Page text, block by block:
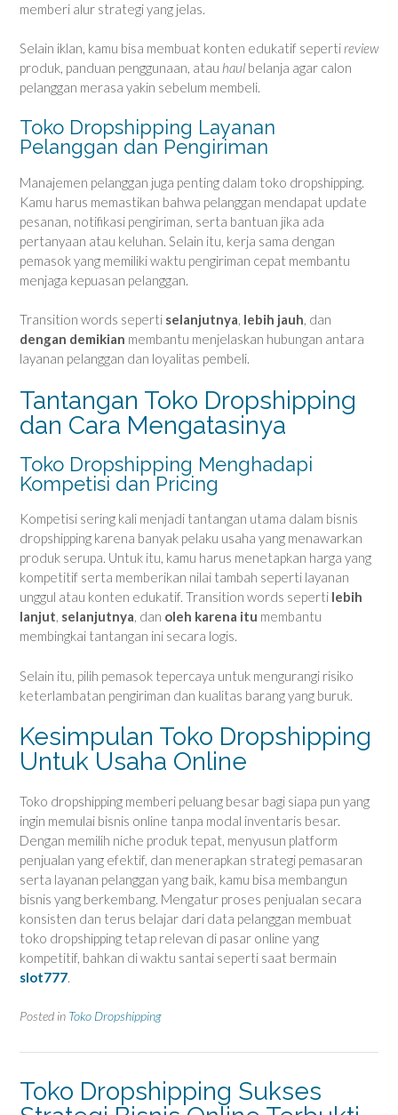
memberi alur strategi yang jelas.
Selain iklan, kamu bisa membuat konten edukatif seperti review
produk, panduan penggunaan, atau haul belanja agar calon
pelanggan merasa yakin sebelum membeli.
Toko Dropshipping Layanan
Pelanggan dan Pengiriman
Manajemen pelanggan juga penting dalam toko dropshipping.
Kamu harus memastikan bahwa pelanggan mendapat update
pesanan, notifikasi pengiriman, serta bantuan jika ada
pertanyaan atau keluhan. Selain itu, kerja sama dengan
pemasok yang memiliki waktu pengiriman cepat membantu
menjaga kepuasan pelanggan.
Transition words seperti selanjutnya, lebih jauh, dan
dengan demikian membantu menjelaskan hubungan antara
layanan pelanggan dan loyalitas pembeli.
Tantangan Toko Dropshipping
dan Cara Mengatasinya
Toko Dropshipping Menghadapi
Kompetisi dan Pricing
Kompetisi sering kali menjadi tantangan utama dalam bisnis
dropshipping karena banyak pelaku usaha yang menawarkan
produk serupa. Untuk itu, kamu harus menetapkan harga yang
kompetitif serta memberikan nilai tambah seperti layanan
unggul atau konten edukatif. Transition words seperti lebih
lanjut, selanjutnya, dan oleh karena itu membantu
membingkai tantangan ini secara logis.
Selain itu, pilih pemasok tepercaya untuk mengurangi risiko
keterlambatan pengiriman dan kualitas barang yang buruk.
Kesimpulan Toko Dropshipping
Untuk Usaha Online
Toko dropshipping memberi peluang besar bagi siapa pun yang
ingin memulai bisnis online tanpa modal inventaris besar.
Dengan memilih niche produk tepat, menyusun platform
penjualan yang efektif, dan menerapkan strategi pemasaran
serta layanan pelanggan yang baik, kamu bisa membangun
bisnis yang berkembang. Mengatur proses penjualan secara
konsisten dan terus belajar dari data pelanggan membuat
toko dropshipping tetap relevan di pasar online yang
kompetitif, bahkan di waktu santai seperti saat bermain
slot777
Posted in Toko Dropshipping
Toko Dropshipping Sukses